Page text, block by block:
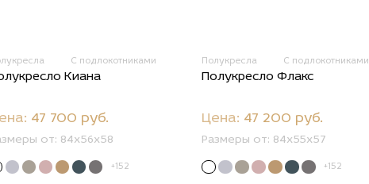
С подлокотниками
Киана
47 700 руб.
от: 84х56х58
+152
Полукресла С подлокотниками
Полукресло Флакс
Цена: 47 200 руб.
Размеры от: 84х55х57
+152